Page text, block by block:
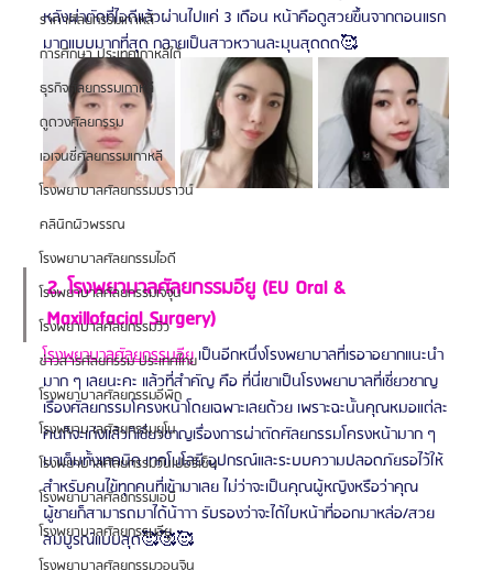
ราคาศัลยกรรมเกาหลี
การศึกษา ประเทศเกาหลีใต้
ธุรกิจศัลยกรรมเกาหลี
ดูดวงศัลยกรรม
เอเจนซี่ศัลยกรรมเกาหลี
โรงพยาบาลศัลยกรรมบราวน์
คลินิกผิวพรรณ
โรงพยาบาลศัลยกรรมไอดี
โรงพยาบาลศัลยกรรมเจจุน
โรงพยาบาลศัลยกรรมวิว
ข่าวสารศัลยกรรม ประเทศไทย
โรงพยาบาลศัลยกรรมอีพิก
โรงพยาบาลศัลยกรรมยูโน
โรงพยาบาลศัลยกรรมวันเปอร์เซ็น
โรงพยาบาลศัลยกรรมเอบี
โรงพยาบาลศัลยกรรมอียู
หลังผ่าตัดที่ไอดีแล้วผ่านไปแค่ 3 เดือน หน้าคือดูสวยขึ้นจากตอนแรก
มากแบบมากที่สุด กลายเป็นสาวหวานละมุนสุดดด🥰
2. โรงพยาบาลศัลยกรรมอียู (EU Oral &
Maxillofacial Surgery)
โรงพยาบาลศัลยกรรมอียู เป็นอีกหนึ่งโรงพยาบาลที่เรอาอยากแนะนำ
มาก ๆ เลยนะคะ แล้วที่สำคัญ คือ ที่นี่เขาเป็นโรงพยาบาลที่เชี่ยวชาญ
เรื่องศัลยกรรมโครงหน้าโดยเฉพาะเลยด้วย เพราะฉะนั้นคุณหมอแต่ละ
คนก็จะเก่งแล้วก็เชี่ยวชาญเรื่องการผ่าตัดศัลยกรรมโครงหน้ามาก ๆ
มาเต็มทั้งเทคนิค เทคโนโลยี อุปกรณ์และระบบความปลอดภัยรอไว้ให้
สำหรับคนไข้ทุกคนที่เข้ามาเลย ไม่ว่าจะเป็นคุณผู้หญิงหรือว่าคุณ
ผู้ชายก็สามารถมาได้น้าาา รับรองว่าจะได้ใบหน้าที่ออกมาหล่อ/สวย
สมบูรณ์แบบสุด🥰🥰🥰